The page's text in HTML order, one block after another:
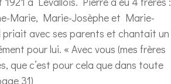
Marie, Marie-Josèphe et Marie-
avec ses parents et chantait un
pour lui. « Avec vous (mes frères
que c’est pour cela que dans toute
31)